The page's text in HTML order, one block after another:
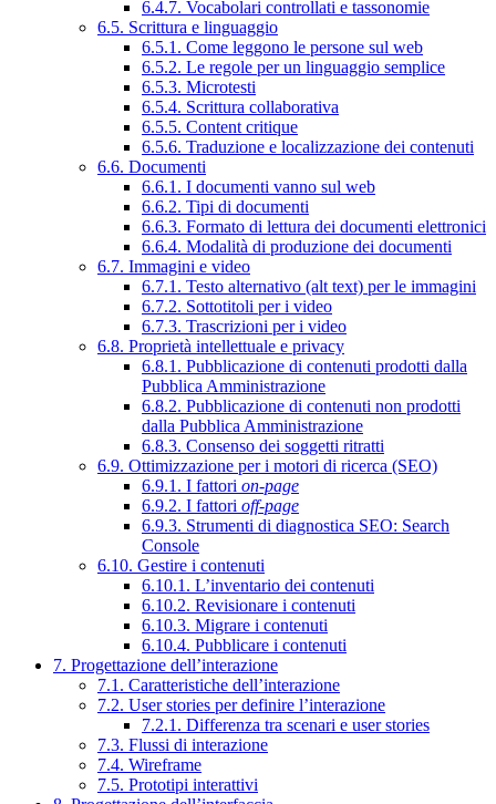
6.4.7. Vocabolari controllati e tassonomie
6.5. Scrittura e linguaggio
6.5.1. Come leggono le persone sul web
6.5.2. Le regole per un linguaggio semplice
6.5.3. Microtesti
6.5.4. Scrittura collaborativa
6.5.5. Content critique
6.5.6. Traduzione e localizzazione dei contenuti
6.6. Documenti
6.6.1. I documenti vanno sul web
6.6.2. Tipi di documenti
6.6.3. Formato di lettura dei documenti elettronici
6.6.4. Modalità di produzione dei documenti
6.7. Immagini e video
6.7.1. Testo alternativo (alt text) per le immagini
6.7.2. Sottotitoli per i video
6.7.3. Trascrizioni per i video
6.8. Proprietà intellettuale e privacy
6.8.1. Pubblicazione di contenuti prodotti dalla
Pubblica Amministrazione
6.8.2. Pubblicazione di contenuti non prodotti
dalla Pubblica Amministrazione
6.8.3. Consenso dei soggetti ritratti
6.9. Ottimizzazione per i motori di ricerca (SEO)
6.9.1. I fattori on-page
6.9.2. I fattori off-page
6.9.3. Strumenti di diagnostica SEO: Search
Console
6.10. Gestire i contenuti
6.10.1. L’inventario dei contenuti
6.10.2. Revisionare i contenuti
6.10.3. Migrare i contenuti
6.10.4. Pubblicare i contenuti
7. Progettazione dell’interazione
7.1. Caratteristiche dell’interazione
7.2. User stories per definire l’interazione
7.2.1. Differenza tra scenari e user stories
7.3. Flussi di interazione
7.4. Wireframe
7.5. Prototipi interattivi